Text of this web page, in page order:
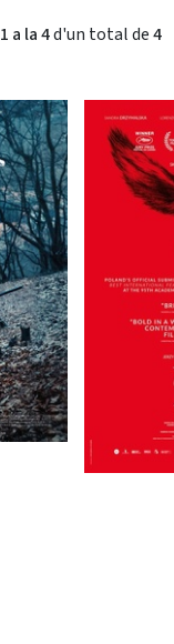
1 a la 4d'un total de4